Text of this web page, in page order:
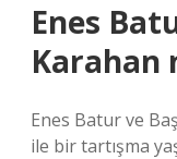
Enes
Karahan
Enes Batur ve
ile bir tartışma